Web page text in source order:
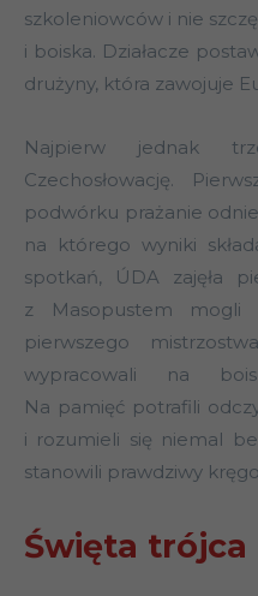
szkoleniowców i nie
i boiska. Działacze
drużyny, która zawojuje
Najpierw jednak
Czechosłowację.
podwórku prażanie
na którego wyniki
spotkań, ÚDA zajęła
z Masopustem mogli
pierwszego
wypracowali na
Na pamięć potrafili
i rozumieli się niemal
stanowili prawdziwy
Święta trójca